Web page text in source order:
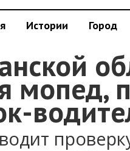
Истории Город
мопед,